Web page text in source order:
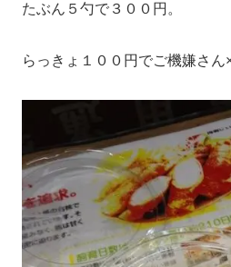
たぶん５勺で３００円。
らっきょ１００円でご機嫌さん